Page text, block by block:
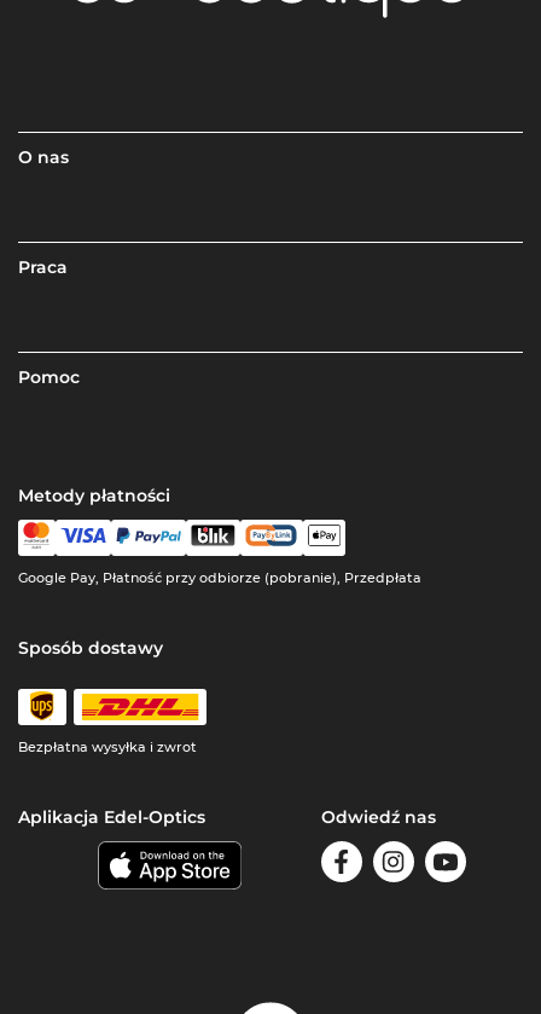
O nas
Praca
Pomoc
Metody płatności
Google Pay, Płatność przy odbiorze (pobranie), Przedpłata
Sposób dostawy
Bezpłatna wysyłka i zwrot
Aplikacja Edel-Optics Odwiedź nas